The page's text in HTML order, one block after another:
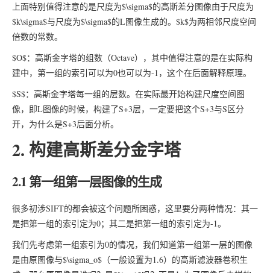
上面特别值得注意的是尺度为$\sigma$的高斯差分图像由于尺度为
$k\sigma$与尺度为$\sigma$的L图像生成的。$k$为两相邻尺度空间
倍数的常数。
$O$：高斯金字塔的组数（Octave），其中值得注意的是在实际构
建中，第一组的索引可以为0也可以为-1，这个在后面解释原理。
$S$：高斯金字塔每一组的层数。在实际最开始构建尺度空间图
像，即L图像的时候，构建了S+3层，一定要把这个S+3与S区分
开，为什么是S+3后面分析。
2. 构建高斯差分金字塔
2.1 第一组第一层图像的生成
很多初涉SIFT的都会被这个问题所困惑，这里要分两种情况：其一
是把第一组的索引定为0；其二是把第一组的索引定为-1。
我们先考虑第一组索引为0的情况，我们知道第一组第一层的图像
是由原图像与$\sigma_o$（一般设置为1.6）的高斯滤波器卷积生